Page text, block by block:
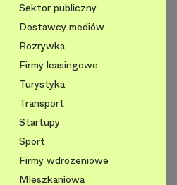
Sektor publiczny
Dostawcy mediów
Rozrywka
Firmy leasingowe
Turystyka
Transport
Startupy
Sport
Firmy wdrożeniowe
Mieszkaniowa